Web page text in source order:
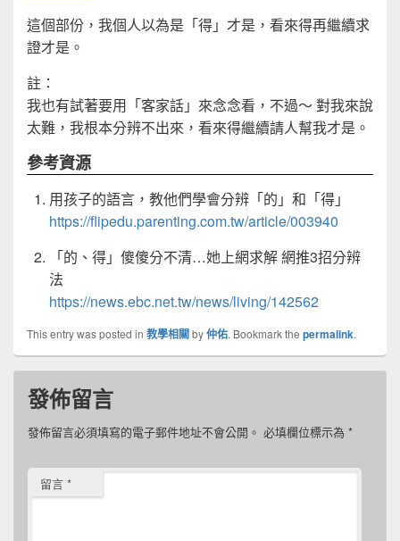
這個部份，我個人以為是「得」才是，看來得再繼續求
證才是。
註：
我也有試著要用「客家話」來念念看，不過～ 對我來說
太難，我根本分辨不出來，看來得繼續請人幫我才是。
參考資源
用孩子的語言，教他們學會分辨「的」和「得」
https://flipedu.parenting.com.tw/article/003940
「的、得」傻傻分不清…她上網求解 網推3招分辨
法
https://news.ebc.net.tw/news/living/142562
This entry was posted in 教學相關 by仲佑. Bookmark the permalink.
發佈留言
發佈留言必須填寫的電子郵件地址不會公開。 必填欄位標示為 *
留言 *